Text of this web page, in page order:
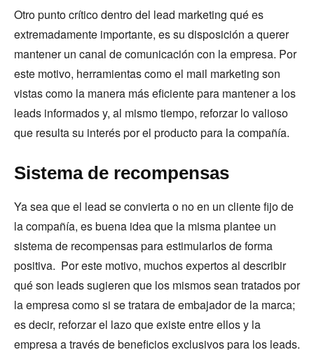
Otro punto crítico dentro del lead marketing qué es
extremadamente importante, es su disposición a querer
mantener un canal de comunicación con la empresa. Por
este motivo, herramientas como el mail marketing son
vistas como la manera más eficiente para mantener a los
leads informados y, al mismo tiempo, reforzar lo valioso
que resulta su interés por el producto para la compañía.
Sistema de recompensas
Ya sea que el lead se convierta o no en un cliente fijo de
la compañía, es buena idea que la misma plantee un
sistema de recompensas para estimularlos de forma
positiva. Por este motivo, muchos expertos al describir
qué son leads sugieren que los mismos sean tratados por
la empresa como si se tratara de embajador de la marca;
es decir, reforzar el lazo que existe entre ellos y la
empresa a través de beneficios exclusivos para los leads.